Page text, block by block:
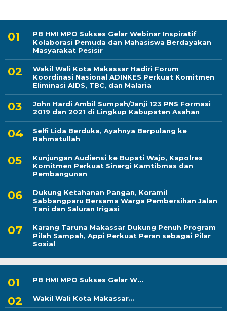
PB HMI MPO Sukses Gelar Webinar Inspiratif
Kolaborasi Pemuda dan Mahasiswa Berdayakan
Masyarakat Pesisir
Wakil Wali Kota Makassar Hadiri Forum
Koordinasi Nasional ADINKES Perkuat Komitmen
Eliminasi AIDS, TBC, dan Malaria
John Hardi Ambil Sumpah/Janji 123 PNS Formasi
2019 dan 2021 di Lingkup Kabupaten Asahan
Selfi Lida Berduka, Ayahnya Berpulang ke
Rahmatullah
Kunjungan Audiensi ke Bupati Wajo, Kapolres
Komitmen Perkuat Sinergi Kamtibmas dan
Pembangunan
Dukung Ketahanan Pangan, Koramil
Sabbangparu Bersama Warga Pembersihan Jalan
Tani dan Saluran Irigasi
Karang Taruna Makassar Dukung Penuh Program
Pilah Sampah, Appi Perkuat Peran sebagai Pilar
Sosial
PB HMI MPO Sukses Gelar W...
Wakil Wali Kota Makassar...